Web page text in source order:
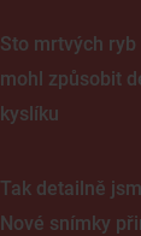
Sto mrtvých ryb
mohl způsobit
kyslíku
Tak detailně
Nové snímky